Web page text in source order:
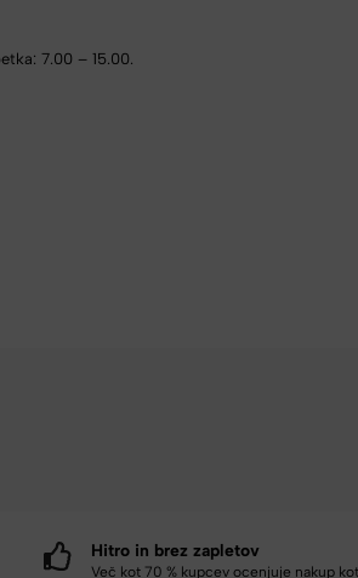
7.00 – 15.00.
Hitro in brez zapletov
Več kot 70 % kupcev ocenjuje nakup kot